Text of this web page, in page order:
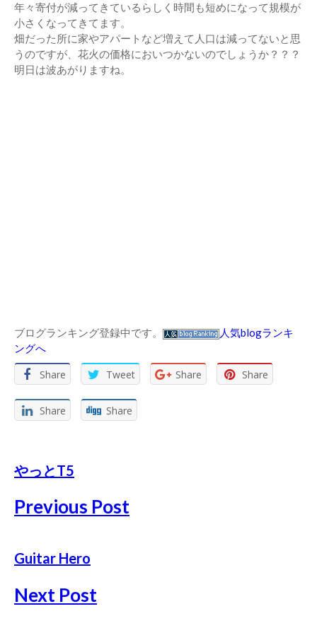
年々寄付が減ってきているらしく時間も短めになって規模が
小さくなってきてます。
畑だった所に家やアパートなど増えて人口は減ってないと思
うのですが、花火の価格においつかないのでしょうか？？？
明日は波あがりますね。
ブログランキング登録中です。
人気blogランキ
ングへ
Share Tweet Share Share
Share Share
やっとT5
Previous Post
Guitar Hero
Next Post